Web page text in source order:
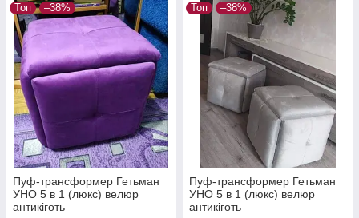
Топ –38%
Пуф-трансформер Гетьман
УНО 5 в 1 (люкс) велюр
антикіготь
Топ –38%
Пуф-трансформер Гетьман
УНО 5 в 1 (люкс) велюр
антикіготь